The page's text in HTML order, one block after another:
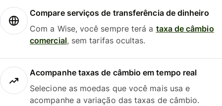
Compare serviços de transferência de dinheiro
Com a Wise, você sempre terá a taxa de câmbio
comercial, sem tarifas ocultas.
Acompanhe taxas de câmbio em tempo real
Selecione as moedas que você mais usa e
acompanhe a variação das taxas de câmbio.